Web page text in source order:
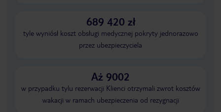
689 420 zł
tyle wyniósł koszt obsługi medycznej pokryty jednorazowo
przez ubezpieczyciela
Aż 9002
w przypadku tylu rezerwacji Klienci otrzymali zwrot kosztów
wakacji w ramach ubezpieczenia od rezygnacji